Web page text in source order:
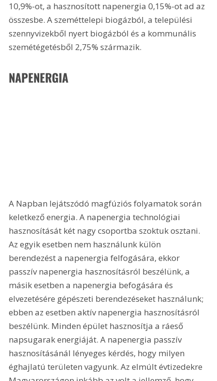
10,9%-ot, a hasznosított napenergia 0,15%-ot ad az
összesbe. A szeméttelepi biogázból, a települési
szennyvizekből nyert biogázból és a kommunális
szemétégetésből 2,75% származik.
NAPENERGIA
A Napban lejátszódó magfúziós folyamatok során
keletkező energia. A napenergia technológiai
hasznosítását két nagy csoportba szoktuk osztani.
Az egyik esetben nem használunk külön
berendezést a napenergia felfogására, ekkor
passzív napenergia hasznosításról beszélünk, a
másik esetben a napenergia befogására és
elvezetésére gépészeti berendezéseket használunk;
ebben az esetben aktív napenergia hasznosításról
beszélünk. Minden épület hasznosítja a ráeső
napsugarak energiáját. A napenergia passzív
hasznosításánál lényeges kérdés, hogy milyen
éghajlatú területen vagyunk. Az elmúlt évtizedekre